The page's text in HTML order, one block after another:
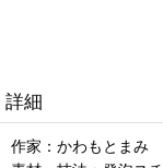
詳細
作家：かわもとまみ